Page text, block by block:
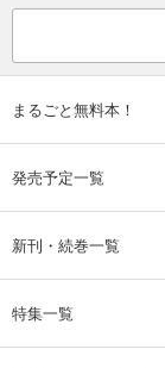
まるごと無料本！
発売予定一覧
新刊・続巻一覧
特集一覧